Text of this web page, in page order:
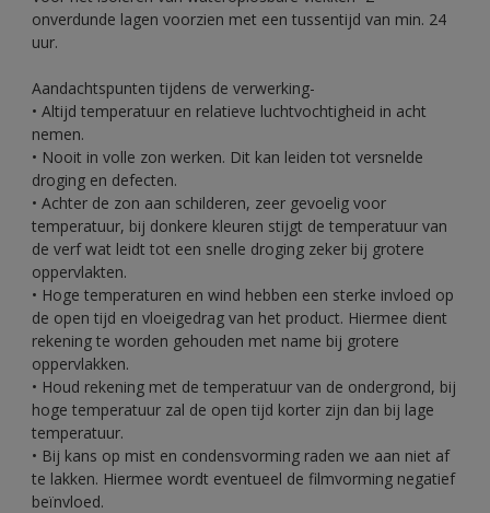
onverdunde lagen voorzien met een tussentijd van min. 24
uur.
Aandachtspunten tijdens de verwerking-
• Altijd temperatuur en relatieve luchtvochtigheid in acht
nemen.
• Nooit in volle zon werken. Dit kan leiden tot versnelde
droging en defecten.
• Achter de zon aan schilderen, zeer gevoelig voor
temperatuur, bij donkere kleuren stijgt de temperatuur van
de verf wat leidt tot een snelle droging zeker bij grotere
oppervlakten.
• Hoge temperaturen en wind hebben een sterke invloed op
de open tijd en vloeigedrag van het product. Hiermee dient
rekening te worden gehouden met name bij grotere
oppervlakken.
• Houd rekening met de temperatuur van de ondergrond, bij
hoge temperatuur zal de open tijd korter zijn dan bij lage
temperatuur.
• Bij kans op mist en condensvorming raden we aan niet af
te lakken. Hiermee wordt eventueel de filmvorming negatief
beïnvloed.